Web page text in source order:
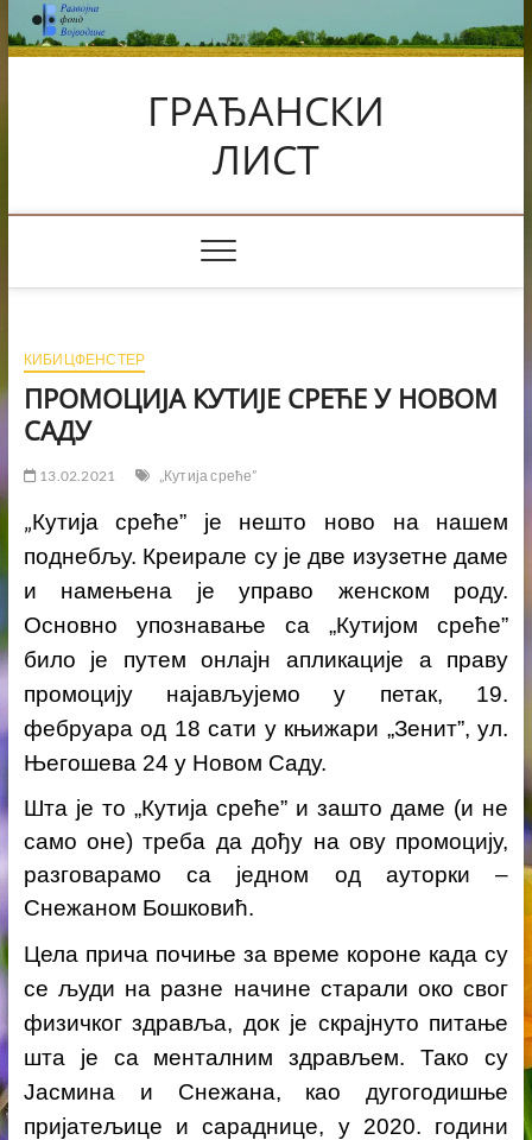
Skip
to
content
ГРАЂАНСКИ
ЛИСТ
КИБИЦФЕНСТЕР
ПРОМОЦИЈА КУТИЈЕ СРЕЋЕ У НОВОМ
САДУ
13.02.2021 „Кутија среће”
„Кутија среће” је нешто ново на нашем
поднебљу. Креирале су је две изузетне даме
и намењена је управо женском роду.
Основно упознавање са „Кутијом среће”
било је путем онлајн апликације а праву
промоцију најављујемо у петак, 19.
фебруара од 18 сати у књижари „Зенит”, ул.
Његошева 24 у Новом Саду.
Шта је то „Кутија среће” и зашто даме (и не
само оне) треба да дођу на ову промоцију,
разговарамо са једном од ауторки –
Снежаном Бошковић.
Цела прича почиње за време короне када су
се људи на разне начине старали око свог
физичког здравља, док је скрајнуто питање
шта је са менталним здрављем. Тако су
Јасмина и Снежана, као дугогодишње
пријатељице и сараднице, у 2020. години